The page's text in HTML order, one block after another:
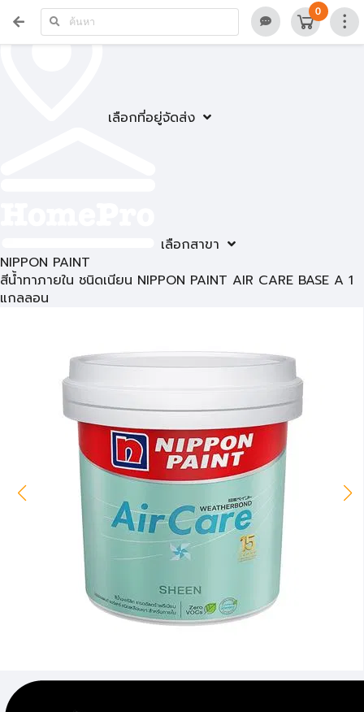
เลือกที่อยู่จัดส่ง
เลือกสาขา
0
NIPPON PAINT
สีน้ำทาภายใน ชนิดเนียน NIPPON PAINT AIR CARE BASE A 1
แกลลอน